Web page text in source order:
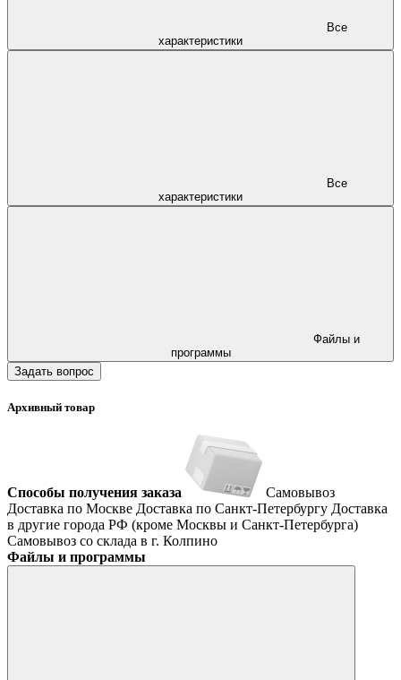
характеристики
характеристики
программы
Задать вопрос
Архивный товар
Способы получения заказа
Самовывоз
Доставка по Москве Доставка по Санкт-Петербургу Доставка
в другие города РФ (кроме Москвы и Санкт-Петербурга)
Самовывоз со склада в г. Колпино
Файлы и программы